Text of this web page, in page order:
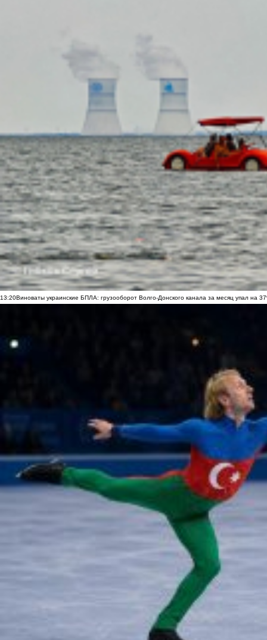
13:20Виноваты украинские БПЛА: грузооборот Волго-Донского канала за месяц упал на